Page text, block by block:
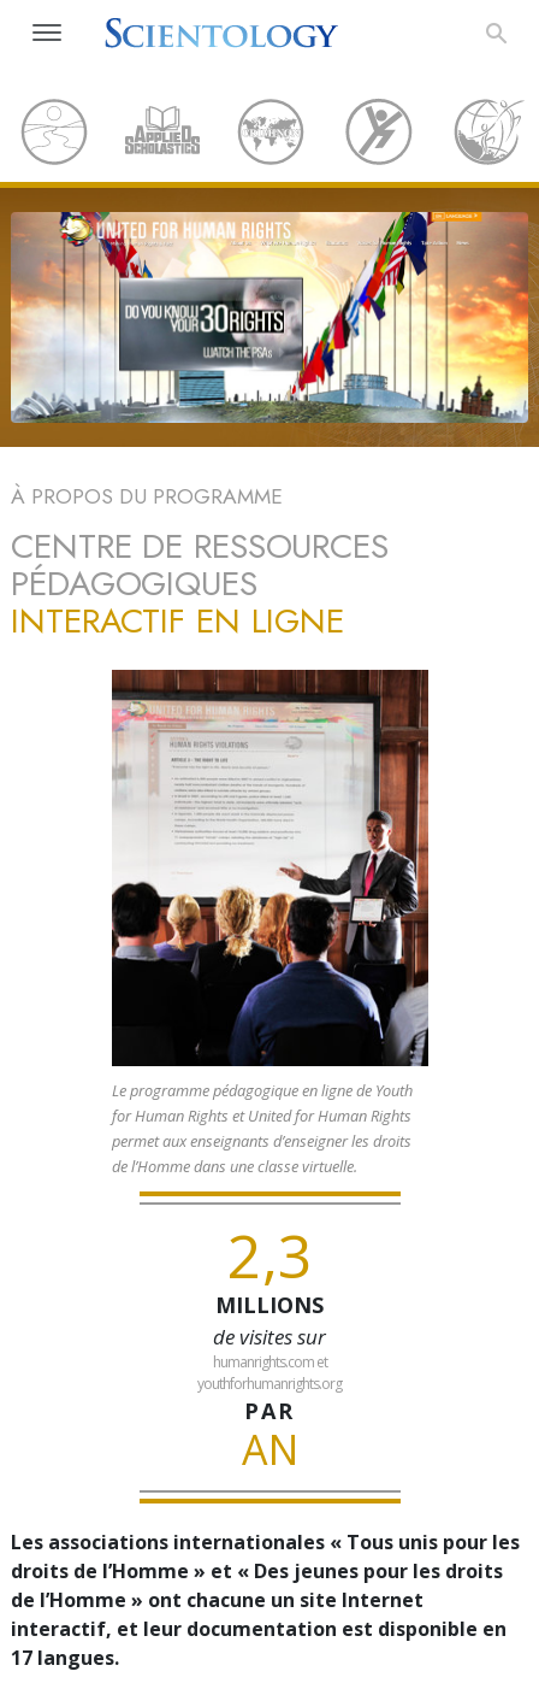
À PROPOS DU PROGRAMME
CENTRE DE RESSOURCES
PÉDAGOGIQUES
INTERACTIF EN LIGNE
Le programme pédagogique en ligne de Youth
for Human Rights et United for Human Rights
permet aux enseignants d’enseigner les droits
de l’Homme dans une classe virtuelle.
2,3
MILLIONS
de visites sur
humanrights.com et
youthforhumanrights.org
PAR
AN
Les associations internationales « Tous unis pour les
droits de l’Homme » et « Des jeunes pour les droits
de l’Homme » ont chacune un site Internet
interactif, et leur documentation est disponible en
17 langues.